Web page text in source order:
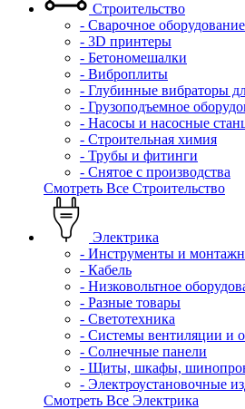
Строительство
- Сварочное оборудование
- 3D принтеры
- Бетономешалки
- Виброплиты
- Глубинные вибраторы
- Грузоподъемное
- Насосы и насосные
- Строительная химия
- Трубы и фитинги
- Снятое с производства
Смотреть Все Строительство
Электрика
- Инструменты и
- Кабель
- Низковольтное
- Разные товары
- Светотехника
- Системы вентиляции и
- Солнечные панели
- Щиты, шкафы,
- Электроустановочные
Смотреть Все Электрика